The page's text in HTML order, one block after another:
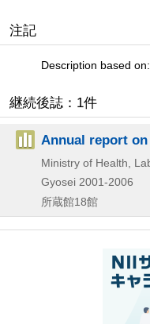
注記
Description based
継続後誌：1件
Annual report
Ministry of Health,
Gyosei 2001-2006
所蔵館18館